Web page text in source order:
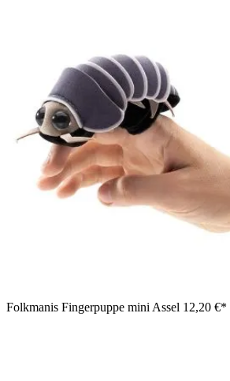
Folkmanis Fingerpuppe mini Assel 12,20 €*